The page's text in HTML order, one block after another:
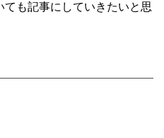
も記事にしていきたいと思